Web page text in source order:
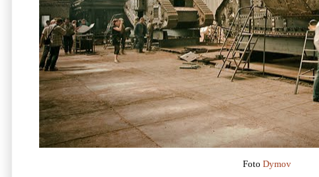
Foto Dymov